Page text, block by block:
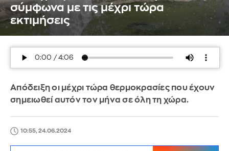
σύμφωνα με τις μέχρι τώρα
εκτιμήσεις
Απόδειξη οι μέχρι τώρα θερμοκρασίες που έχουν
σημειωθεί αυτόν τον μήνα σε όλη τη χώρα.
10:55, 24.06.2024